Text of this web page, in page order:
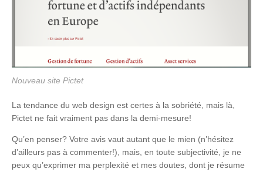
Nouveau site Pictet
La tendance du web design est certes à la sobriété, mais là,
Pictet ne fait vraiment pas dans la demi-mesure!
Qu’en penser? Votre avis vaut autant que le mien (n’hésitez
d’ailleurs pas à commenter!), mais, en toute subjectivité, je ne
peux qu’exprimer ma perplexité et mes doutes, dont je résume